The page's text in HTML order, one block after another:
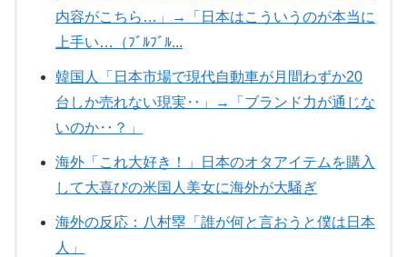
内容がこちら…」→「日本はこういうのが本当に
上手い…（ﾌﾞﾙﾌﾞﾙ...
韓国人「日本市場で現代自動車が月間わずか20
台しか売れない現実‥」→「ブランド力が通じな
いのか‥？」
海外「これ大好き！」日本のオタアイテムを購入
して大喜びの米国人美女に海外が大騒ぎ
海外の反応：八村塁「誰が何と言おうと僕は日本
人」